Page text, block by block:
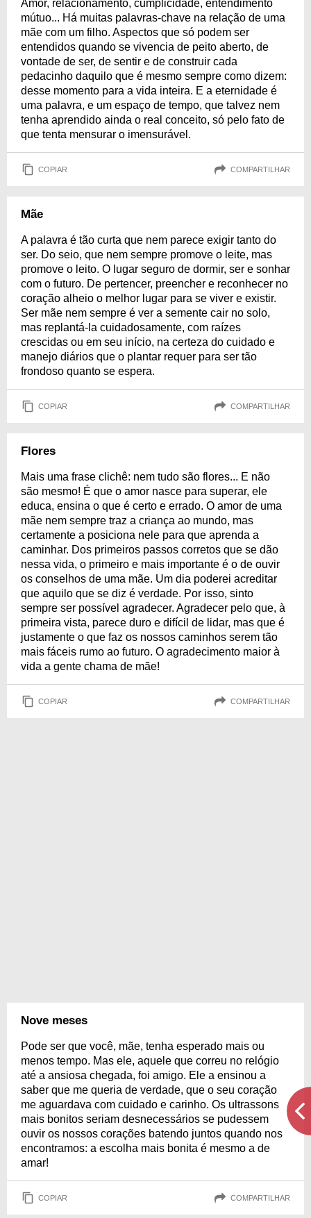
Amor, relacionamento, cumplicidade, entendimento
mútuo... Há muitas palavras-chave na relação de uma
mãe com um filho. Aspectos que só podem ser
entendidos quando se vivencia de peito aberto, de
vontade de ser, de sentir e de construir cada
pedacinho daquilo que é mesmo sempre como dizem:
desse momento para a vida inteira. E a eternidade é
uma palavra, e um espaço de tempo, que talvez nem
tenha aprendido ainda o real conceito, só pelo fato de
que tenta mensurar o imensurável.
COPIAR COMPARTILHAR
Mãe
A palavra é tão curta que nem parece exigir tanto do
ser. Do seio, que nem sempre promove o leite, mas
promove o leito. O lugar seguro de dormir, ser e sonhar
com o futuro. De pertencer, preencher e reconhecer no
coração alheio o melhor lugar para se viver e existir.
Ser mãe nem sempre é ver a semente cair no solo,
mas replantá-la cuidadosamente, com raízes
crescidas ou em seu início, na certeza do cuidado e
manejo diários que o plantar requer para ser tão
frondoso quanto se espera.
COPIAR COMPARTILHAR
Flores
Mais uma frase clichê: nem tudo são flores... E não
são mesmo! É que o amor nasce para superar, ele
educa, ensina o que é certo e errado. O amor de uma
mãe nem sempre traz a criança ao mundo, mas
certamente a posiciona nele para que aprenda a
caminhar. Dos primeiros passos corretos que se dão
nessa vida, o primeiro e mais importante é o de ouvir
os conselhos de uma mãe. Um dia poderei acreditar
que aquilo que se diz é verdade. Por isso, sinto
sempre ser possível agradecer. Agradecer pelo que, à
primeira vista, parece duro e difícil de lidar, mas que é
justamente o que faz os nossos caminhos serem tão
mais fáceis rumo ao futuro. O agradecimento maior à
vida a gente chama de mãe!
COPIAR COMPARTILHAR
Nove meses
Pode ser que você, mãe, tenha esperado mais ou
menos tempo. Mas ele, aquele que correu no relógio
até a ansiosa chegada, foi amigo. Ele a ensinou a
saber que me queria de verdade, que o seu coração
me aguardava com cuidado e carinho. Os ultrassons
mais bonitos seriam desnecessários se pudessem
ouvir os nossos corações batendo juntos quando nos
encontramos: a escolha mais bonita é mesmo a de
amar!
COPIAR COMPARTILHAR